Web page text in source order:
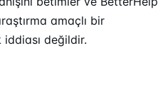
amaçlı bir
değildir.